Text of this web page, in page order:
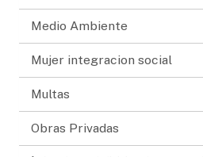
Medio Ambiente
Mujer integracion social
Multas
Obras Privadas